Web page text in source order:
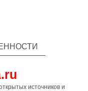
источников и